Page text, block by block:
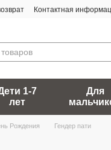
Контактная
1-7
лет
Для
Рождения Гендер пати